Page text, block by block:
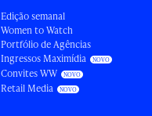
Edição semanal
Women to Watch
Portfólio de Agências
Ingressos Maximídia
Convites WW
Retail Media